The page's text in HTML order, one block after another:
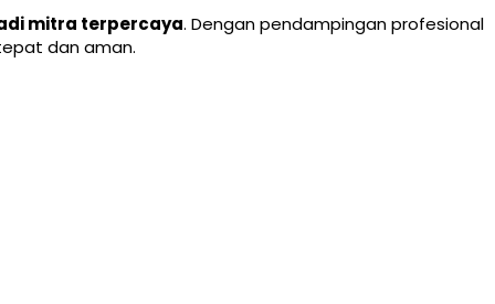
mitra terpercaya. Dengan pendampingan profesional
dan aman.